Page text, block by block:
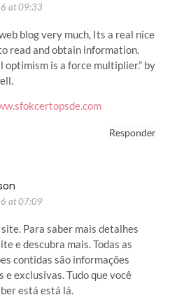
at 09:33
blog very much, Its a real nice
read and obtain information.
optimism is a force multiplier.” by
Responder
at 07:09
Para saber mais detalhes
e descubra mais. Todas as
contidas são informações
e exclusivas. Tudo que você
está está lá.